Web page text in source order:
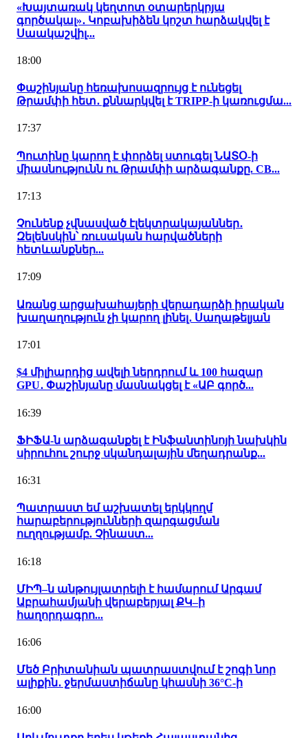
«Խայտառակ կեղտոտ օտարերկրյա
գործակալ»․ Կոբախիձեն կոշտ հարձակվել է
Սաակաշվիլ...
18:00
Փաշինյանը հեռախոսազրույց է ունեցել
Թրամփի հետ․ քննարկվել է TRIPP-ի կառուցմա...
17:37
Պուտինը կարող է փորձել ստուգել ՆԱՏՕ-ի
միասնությունն ու Թրամփի արձագանքը. CB...
17:13
Չունենք չվնասված էլեկտրակայաններ․
Զելենսկին՝ ռուսական հարվածների
հետևանքներ...
17:09
Առանց արցախահայերի վերադարձի իրական
խաղաղություն չի կարող լինել․ Սաղաթելյան
17:01
$4 միլիարդից ավելի ներդրում և 100 հազար
GPU․ Փաշինյանը մասնակցել է «ԱԲ գործ...
16:39
ՖԻՖԱ-ն արձագանքել է Ինֆանտինոյի նախկին
սիրուհու շուրջ սկանդալային մեղադրանք...
16:31
Պատրաստ եմ աշխատել երկկողմ
հարաբերությունների զարգացման
ուղղությամբ. Չինաստ...
16:18
ՄԻՊ–ն անթույլատրելի է համարում Արգամ
Աբրահամյանի վերաբերյալ ՔԿ–ի
հաղորդագրո...
16:06
Մեծ Բրիտանիան պատրաստվում է շոգի նոր
ալիքին․ ջերմաստիճանը կհասնի 36°C-ի
16:00